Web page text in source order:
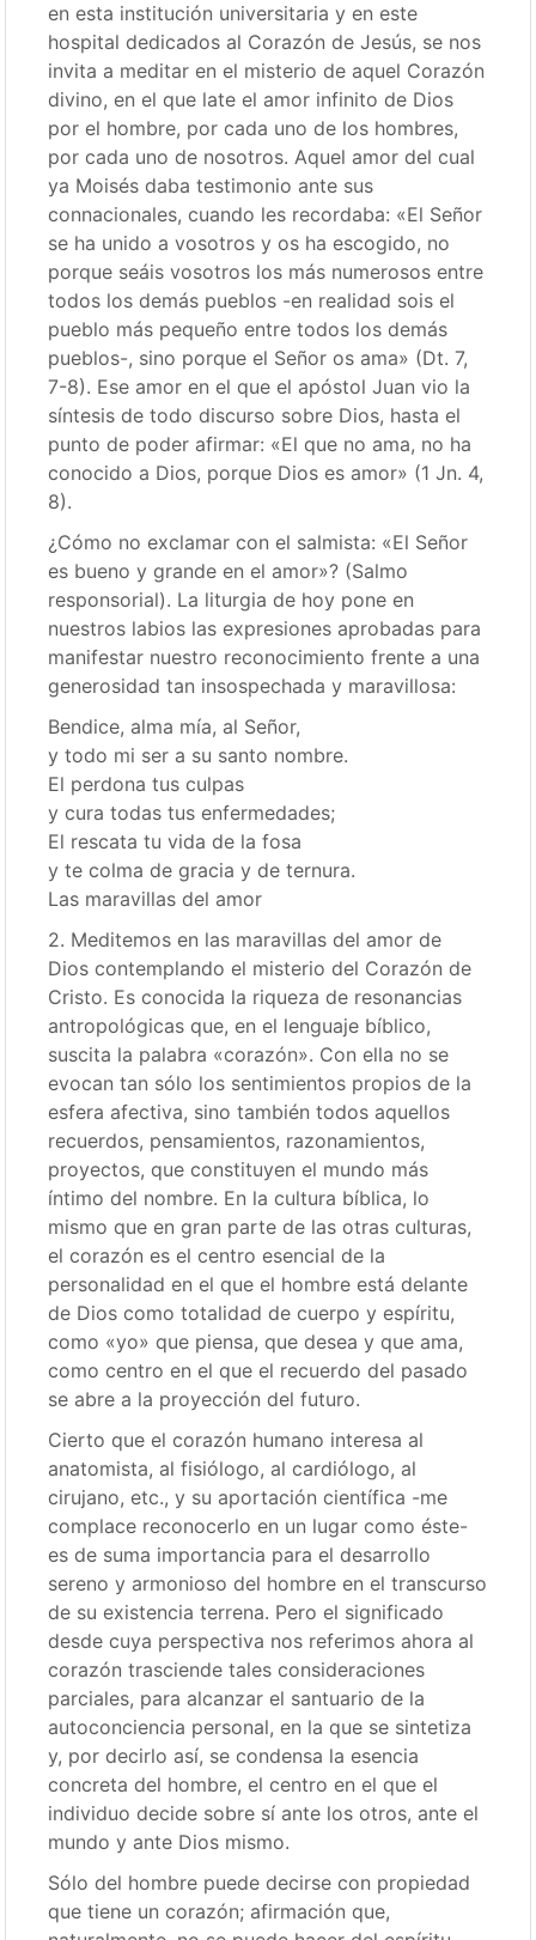
en esta institución universitaria y en este
hospital dedicados al Corazón de Jesús, se nos
invita a meditar en el misterio de aquel Corazón
divino, en el que late el amor infinito de Dios
por el hombre, por cada uno de los hombres,
por cada uno de nosotros. Aquel amor del cual
ya Moisés daba testimonio ante sus
connacionales, cuando les recordaba: «El Señor
se ha unido a vosotros y os ha escogido, no
porque seáis vosotros los más numerosos entre
todos los demás pueblos -en realidad sois el
pueblo más pequeño entre todos los demás
pueblos-, sino porque el Señor os ama» (Dt. 7,
7-8). Ese amor en el que el apóstol Juan vio la
síntesis de todo discurso sobre Dios, hasta el
punto de poder afirmar: «El que no ama, no ha
conocido a Dios, porque Dios es amor» (1 Jn. 4,
8).
¿Cómo no exclamar con el salmista: «El Señor
es bueno y grande en el amor»? (Salmo
responsorial). La liturgia de hoy pone en
nuestros labios las expresiones aprobadas para
manifestar nuestro reconocimiento frente a una
generosidad tan insospechada y maravillosa:
Bendice, alma mía, al Señor,
y todo mi ser a su santo nombre.
El perdona tus culpas
y cura todas tus enfermedades;
El rescata tu vida de la fosa
y te colma de gracia y de ternura.
Las maravillas del amor
2. Meditemos en las maravillas del amor de
Dios contemplando el misterio del Corazón de
Cristo. Es conocida la riqueza de resonancias
antropológicas que, en el lenguaje bíblico,
suscita la palabra «corazón». Con ella no se
evocan tan sólo los sentimientos propios de la
esfera afectiva, sino también todos aquellos
recuerdos, pensamientos, razonamientos,
proyectos, que constituyen el mundo más
íntimo del nombre. En la cultura bíblica, lo
mismo que en gran parte de las otras culturas,
el corazón es el centro esencial de la
personalidad en el que el hombre está delante
de Dios como totalidad de cuerpo y espíritu,
como «yo» que piensa, que desea y que ama,
como centro en el que el recuerdo del pasado
se abre a la proyección del futuro.
Cierto que el corazón humano interesa al
anatomista, al fisiólogo, al cardiólogo, al
cirujano, etc., y su aportación científica -me
complace reconocerlo en un lugar como éste-
es de suma importancia para el desarrollo
sereno y armonioso del hombre en el transcurso
de su existencia terrena. Pero el significado
desde cuya perspectiva nos referimos ahora al
corazón trasciende tales consideraciones
parciales, para alcanzar el santuario de la
autoconciencia personal, en la que se sintetiza
y, por decirlo así, se condensa la esencia
concreta del hombre, el centro en el que el
individuo decide sobre sí ante los otros, ante el
mundo y ante Dios mismo.
Sólo del hombre puede decirse con propiedad
que tiene un corazón; afirmación que,